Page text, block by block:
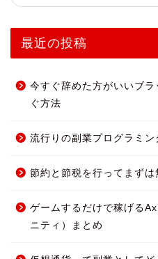
最近の投稿
今すぐ辞めた方がいいブ
ぐ方法
流行りの副業プログラミン
節約と節税を行ってまず
ゲームするだけで稼げる
ニティ）まとめ